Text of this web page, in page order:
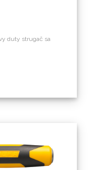
duty strugač sa